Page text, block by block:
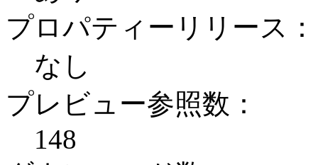
プロパティーリリース：
なし
プレビュー参照数：
148